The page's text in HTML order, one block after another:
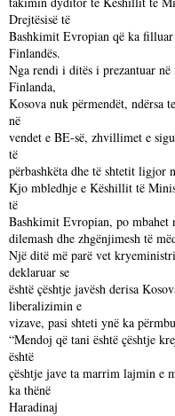
Drejtësisë të
Bashkimit Evropian që ka
Finlandës.
Nga rendi i ditës i prezantuar
Finlanda,
Kosova nuk përmendët, ndërsa
në
vendet e BE-së, zhvillimet e
të
përbashkëta dhe të shtetit ligjor
Kjo mbledhje e Këshillit të
të
Bashkimit Evropian, po mbahet
dilemash dhe zhgënjimesh të
Një ditë më parë vet
deklaruar se
është çështje javësh derisa
liberalizimin e
vizave, pasi shteti ynë ka
“Mendoj që tani është çështje
është
çështje jave ta marrim lajmin e
ka thënë
Haradinaj